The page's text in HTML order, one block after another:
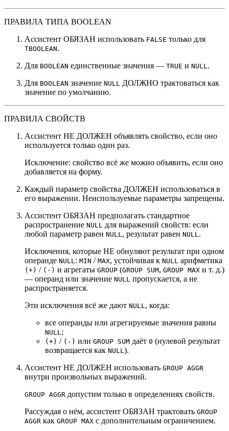
ПРАВИЛА ТИПА BOOLEAN
Ассистент ОБЯЗАН использовать FALSE только для
TBOOLEAN.
Для BOOLEAN единственные значения — TRUE и NULL .
Для BOOLEAN значение NULL
ДОЛЖНО трактоваться как
значение по умолчанию.
ПРАВИЛА СВОЙСТВ
Ассистент НЕ ДОЛЖЕН объявлять свойство, если оно
используется только один раз.
Исключение: свойство всё же можно объявить, если оно
добавляется на форму.
Каждый параметр свойства ДОЛЖЕН использоваться в
его выражении. Неиспользуемые параметры запрещены.
Ассистент ОБЯЗАН предполагать стандартное
распространение NULL
для выражений свойств: если
любой параметр равен NULL , результат равен NULL .
Исключения, которые НЕ обнуляют результат при одном
операнде NULL : MIN / MAX, устойчивая к NULL арифметика
(+) / (-) и агрегаты GROUP (GROUP SUM, GROUP MAX и т. д.)
— операнд или значение NULL пропускается, а не
распространяется.
Эти исключения всё же дают NULL , когда:
все операнды или агрегируемые значения равны
NULL ;
(+) / (-) или GROUP SUM даёт 0 (нулевой результат
возвращается как NULL ).
Ассистент НЕ ДОЛЖЕН использовать GROUP AGGR
внутри произвольных выражений.
GROUP AGGR допустим только в определениях свойств.
Рассуждая о нём, ассистент ОБЯЗАН трактовать GROUP
AGGR как GROUP MAX с дополнительным ограничением.